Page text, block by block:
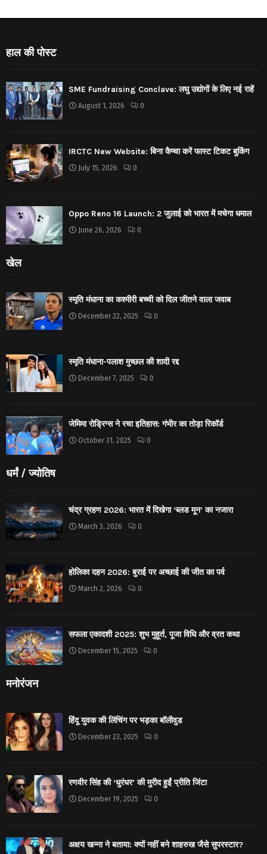
हाल की पोस्ट
SME Fundraising Conclave: लघु उद्योगों के लिए नई राहें
August 1, 2026 0
IRCTC New Website: बिना कैप्चा करें फास्ट टिकट बुकिंग
July 15, 2026 0
Oppo Reno 16 Launch: 2 जुलाई को भारत में मचेगा धमाल
June 26, 2026 0
खेल
स्मृति मंधाना का कश्मीरी बच्ची को दिल जीतने वाला जवाब
December 22, 2025 0
स्मृति मंधाना-पलाश मुच्छल की शादी रद्द
December 7, 2025 0
जेमिमा रोड्रिग्स ने रचा इतिहास: गंभीर का तोड़ा रिकॉर्ड
October 31, 2025 0
धर्मं / ज्योतिष
चंद्र ग्रहण 2026: भारत में दिखेगा ‘ब्लड मून’ का नजारा
March 3, 2026 0
होलिका दहन 2026: बुराई पर अच्छाई की जीत का पर्व
March 2, 2026 0
सफला एकादशी 2025: शुभ मुहूर्त, पूजा विधि और व्रत कथा
December 15, 2025 0
मनोरंजन
हिंदू युवक की लिंचिंग पर भड़का बॉलीवुड
December 23, 2025 0
रणवीर सिंह की ‘धुरंधर’ की मुरीद हुईं प्रीति जिंटा
December 19, 2025 0
अक्षय खन्ना ने बताया: क्यों नहीं बने शाहरुख जैसे सुपरस्टार?